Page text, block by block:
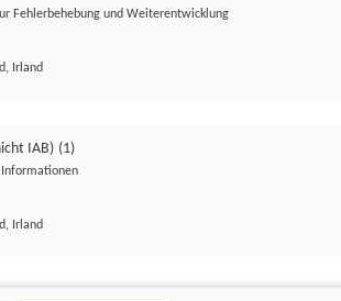
Fehlerbehebung und Weiterentwicklung
Irland
IAB) (1)
Informationen
Irland